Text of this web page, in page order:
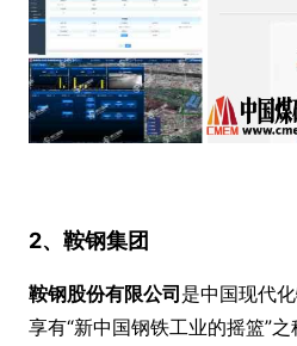
2、鞍钢集团
鞍钢股份有限公司是中国现代
享有“新中国钢铁工业的摇篮”之